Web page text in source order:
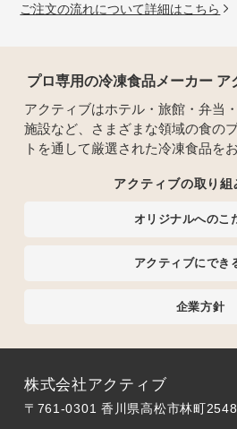
ご注文の流れについて詳細はこちら
プロ専用の冷凍食品メーカー ア
アクティブはホテル・旅館・弁当
施設など、さまざまな領域の食の
トを通して厳選された冷凍食品を
アクティブの取り組
オリジナルへのこ
アクティブにでき
企業方針
株式会社アクティブ
〒761-0301 香川県高松市林町